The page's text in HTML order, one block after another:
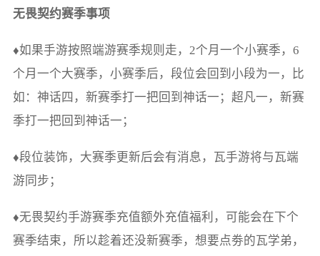
无畏契约赛季事项
♦如果手游按照端游赛季规则走，2个月一个小赛季，6
个月一个大赛季，小赛季后，段位会回到小段为一，比
如：神话四，新赛季打一把回到神话一；超凡一，新赛
季打一把回到神话一；
♦段位装饰，大赛季更新后会有消息，瓦手游将与瓦端
游同步；
♦无畏契约手游赛季充值额外充值福利，可能会在下个
赛季结束，所以趁着还没新赛季，想要点劵的瓦学弟，